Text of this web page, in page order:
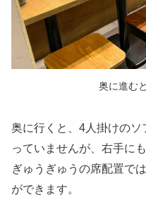
奥に進む
奥に行くと、4人掛けの
っていませんが、右手に
ぎゅうぎゅうの席配置で
ができます。